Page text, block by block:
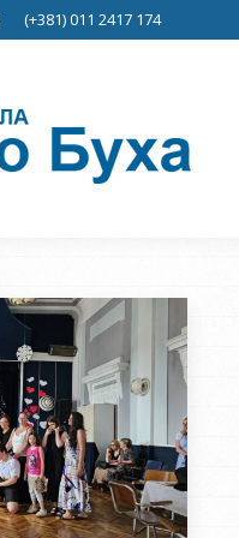
(+381) 011 2417 174